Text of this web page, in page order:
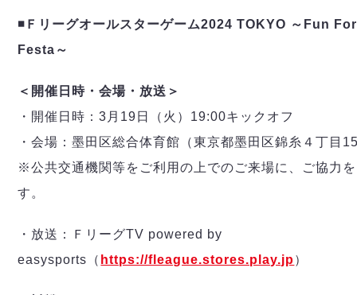
◾️Ｆリーグオールスターゲーム2024 TOKYO ～Fun
Festa～
＜開催日時・会場・放送＞
・開催日時：3月19日（火）19:00キックオフ
・会場：墨田区総合体育館（東京都墨田区錦糸４丁目
※公共交通機関等をご利用の上でのご来場に、ご協力
す。
・放送：ＦリーグTV powered by
easysports（ https://fleague.stores.play.jp）